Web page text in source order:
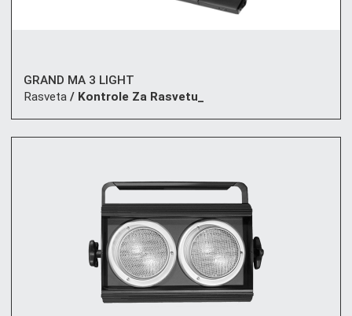
GRAND MA 3 LIGHT
Rasveta / Kontrole Za Rasvetu_